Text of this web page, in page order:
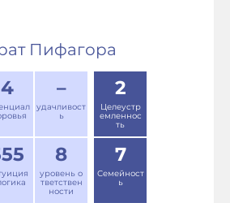
Пифагора
4 –
удачливост
ь
8
уровень о
тветствен
ности
2
Целеустр
емленнос
ть
7
Семейност
ь